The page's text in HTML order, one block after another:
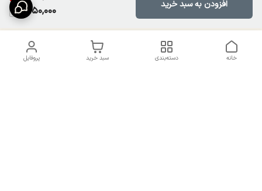
1,650,000 افزودن به سبد خرید
پروفایل سبد خرید دسته‌بندی خانه